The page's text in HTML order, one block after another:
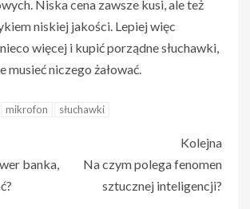
Niska cena zawsze kusi, ale też
niskiej jakości. Lepiej więc
więcej i kupić porządne słuchawki,
musieć niczego żałować.
mikrofon słuchawki
banka,
Kolejna
Na czym polega fenomen
sztucznej inteligencji?